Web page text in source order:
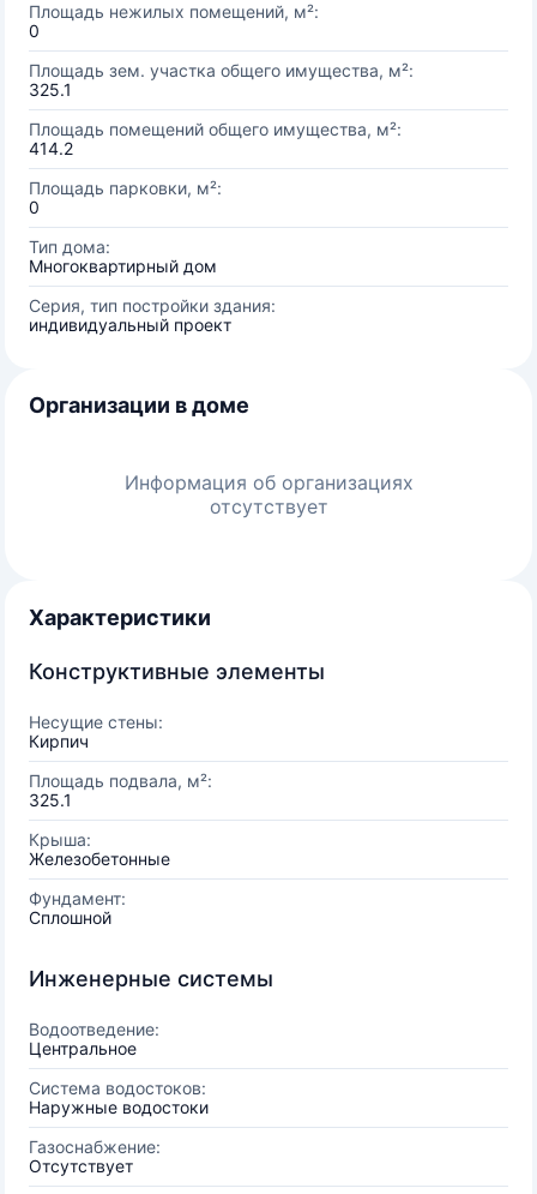
Площадь нежилых помещений, м²:
0
Площадь зем. участка общего имущества, м²:
325.1
Площадь помещений общего имущества, м²:
414.2
Площадь парковки, м²:
0
Тип дома:
Многоквартирный дом
Серия, тип постройки здания:
индивидуальный проект
Организации в доме
Информация об организациях
отсутствует
Характеристики
Конструктивные элементы
Несущие стены:
Кирпич
Площадь подвала, м²:
325.1
Крыша:
Железобетонные
Фундамент:
Сплошной
Инженерные системы
Водоотведение:
Центральное
Система водостоков:
Наружные водостоки
Газоснабжение:
Отсутствует